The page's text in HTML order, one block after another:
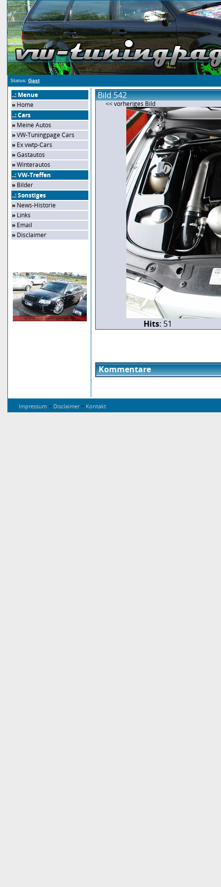
Status: Gast
..: Menue
» Home
..: Cars
» Meine Autos
»VW-Tuningpage Cars
» Ex vwtp-Cars
»Gastautos
»Winterautos
..: VW-Treffen
» Bilder
..: Sonstiges
» News-Historie
» Links
» Email
» Disclaimer
Bild 542
<< vorheriges Bild
Hits: 51
Kommentare
Impressum - Disclaimer- Kontakt